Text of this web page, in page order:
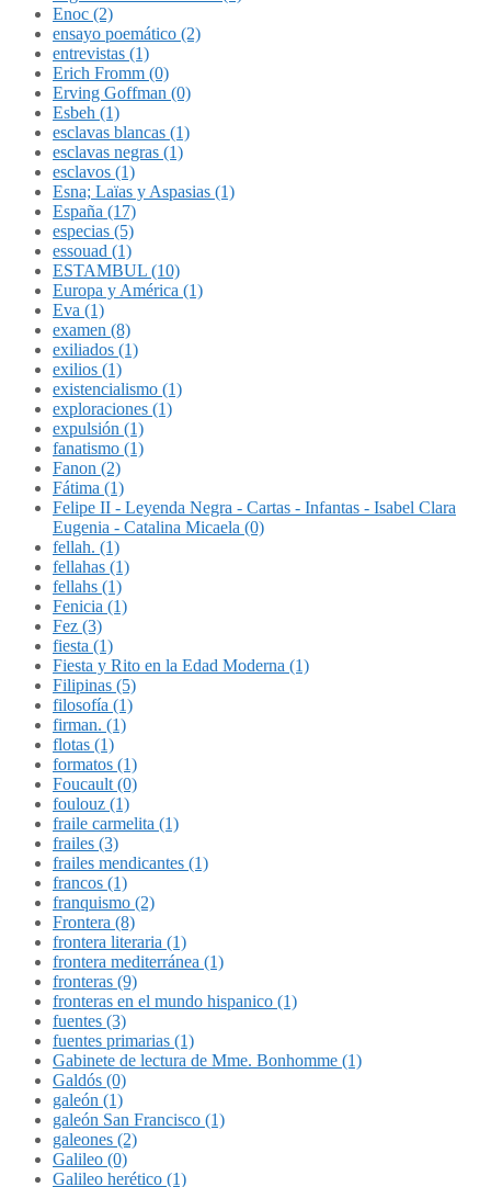
Enoc (2)
ensayo poemático (2)
entrevistas (1)
Erich Fromm (0)
Erving Goffman (0)
Esbeh (1)
esclavas blancas (1)
esclavas negras (1)
esclavos (1)
Esna; Laïas y Aspasias (1)
España (17)
especias (5)
essouad (1)
ESTAMBUL (10)
Europa y América (1)
Eva (1)
examen (8)
exiliados (1)
exilios (1)
existencialismo (1)
exploraciones (1)
expulsión (1)
fanatismo (1)
Fanon (2)
Fátima (1)
Felipe II - Leyenda Negra - Cartas - Infantas - Isabel Clara
Eugenia - Catalina Micaela (0)
fellah. (1)
fellahas (1)
fellahs (1)
Fenicia (1)
Fez (3)
fiesta (1)
Fiesta y Rito en la Edad Moderna (1)
Filipinas (5)
filosofía (1)
firman. (1)
flotas (1)
formatos (1)
Foucault (0)
foulouz (1)
fraile carmelita (1)
frailes (3)
frailes mendicantes (1)
francos (1)
franquismo (2)
Frontera (8)
frontera literaria (1)
frontera mediterránea (1)
fronteras (9)
fronteras en el mundo hispanico (1)
fuentes (3)
fuentes primarias (1)
Gabinete de lectura de Mme. Bonhomme (1)
Galdós (0)
galeón (1)
galeón San Francisco (1)
galeones (2)
Galileo (0)
Galileo herético (1)